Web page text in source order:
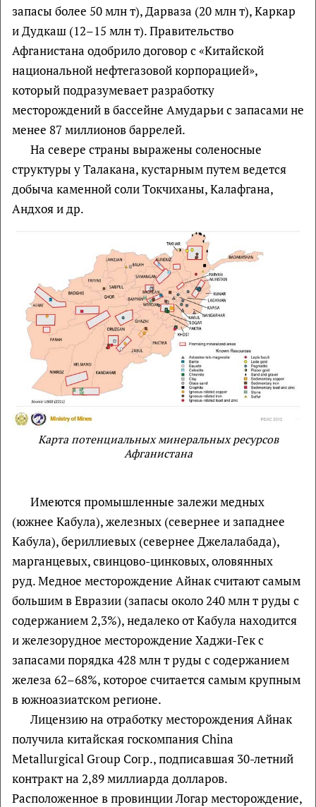
запасы более 50 млн т), Дарваза (20 млн т), Каркар
и Дудкаш (12–15 млн т). Правительство
Афганистана одобрило договор с «Китайской
национальной нефтегазовой корпорацией»,
который подразумевает разработку
месторождений в бассейне Амударьи с запасами не
менее 87 миллионов баррелей.
На севере страны выражены соленосные
структуры у Талакана, кустарным путем ведется
добыча каменной соли Токчиханы, Калафгана,
Андхоя и др.
Карта потенциальных минеральных ресурсов
Афганистана
Имеются промышленные залежи медных
(южнее Кабула), железных (севернее и западнее
Кабула), бериллиевых (севернее Джелалабада),
марганцевых, свинцово-цинковых, оловянных
руд. Медное месторождение Айнак считают самым
большим в Евразии (запасы около 240 млн т руды с
содержанием 2,3%), недалеко от Кабула находится
и железорудное месторождение Хаджи-Гек с
запасами порядка 428 млн т руды с содержанием
железа 62–68%, которое считается самым крупным
в южноазиатском регионе.
Лицензию на отработку месторождения Айнак
получила китайская госкомпания China
Metallurgical Group Corp., подписавшая 30-летний
контракт на 2,89 миллиарда долларов.
Расположенное в провинции Логар месторождение,